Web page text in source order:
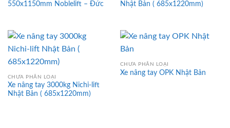
550x1150mm Noblelift – Đức
Nhật Bản ( 685x1220mm)
CHƯA PHÂN LOẠI
Xe nâng tay 3000kg Nichi-lift
Nhật Bản ( 685x1220mm)
CHƯA PHÂN LOẠI
Xe nâng tay OPK Nhật Bản